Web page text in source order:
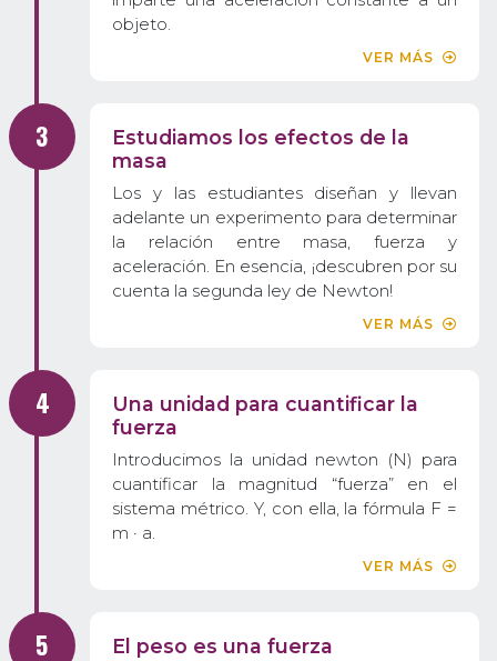
objeto.
VER MÁS
Estudiamos los efectos de la
masa
Los y las estudiantes diseñan y llevan
adelante un experimento para determinar
la relación entre masa, fuerza y
aceleración. En esencia, ¡descubren por su
cuenta la segunda ley de Newton!
VER MÁS
Una unidad para cuantificar la
fuerza
Introducimos la unidad newton (N) para
cuantificar la magnitud “fuerza” en el
sistema métrico. Y, con ella, la fórmula F =
m · a.
VER MÁS
El peso es una fuerza